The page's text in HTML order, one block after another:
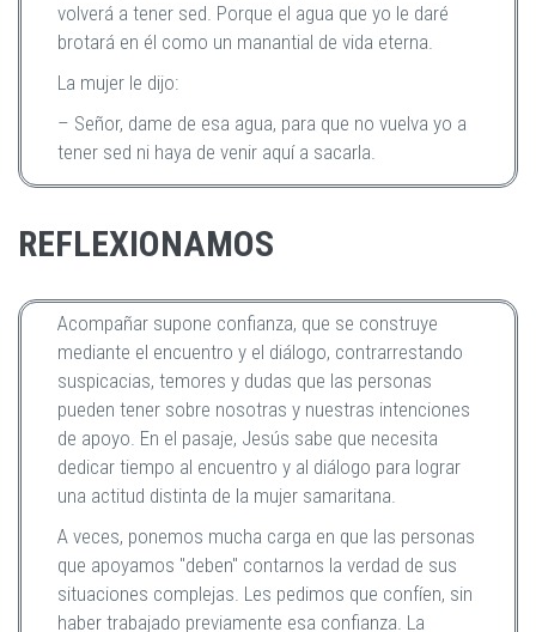
volverá a tener sed. Porque el agua que yo le daré
brotará en él como un manantial de vida eterna.
La mujer le dijo:
– Señor, dame de esa agua, para que no vuelva yo a
tener sed ni haya de venir aquí a sacarla.
REFLEXIONAMOS
Acompañar supone confianza, que se construye
mediante el encuentro y el diálogo, contrarrestando
suspicacias, temores y dudas que las personas
pueden tener sobre nosotras y nuestras intenciones
de apoyo. En el pasaje, Jesús sabe que necesita
dedicar tiempo al encuentro y al diálogo para lograr
una actitud distinta de la mujer samaritana.
A veces, ponemos mucha carga en que las personas
que apoyamos "deben" contarnos la verdad de sus
situaciones complejas. Les pedimos que confíen, sin
haber trabajado previamente esa confianza. La